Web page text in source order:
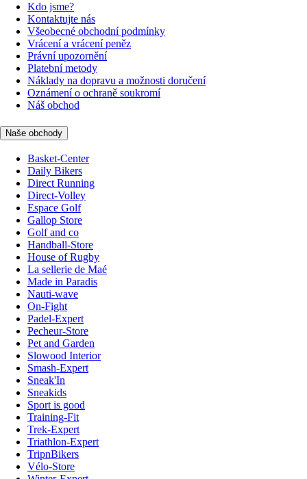
Kdo jsme?
Kontaktujte nás
Všeobecné obchodní podmínky
Vrácení a vrácení peněz
Právní upozornění
Platební metody
Náklady na dopravu a možnosti doručení
Oznámení o ochraně soukromí
Náš obchod
Naše obchody
Basket-Center
Daily Bikers
Direct Running
Direct-Volley
Espace Golf
Gallop Store
Golf and co
Handball-Store
House of Rugby
La sellerie de Maé
Made in Paradis
Nauti-wave
On-Fight
Padel-Expert
Pecheur-Store
Pet and Garden
Slowood Interior
Smash-Expert
Sneak'In
Sneakids
Sport is good
Training-Fit
Trek-Expert
Triathlon-Expert
TripnBikers
Vélo-Store